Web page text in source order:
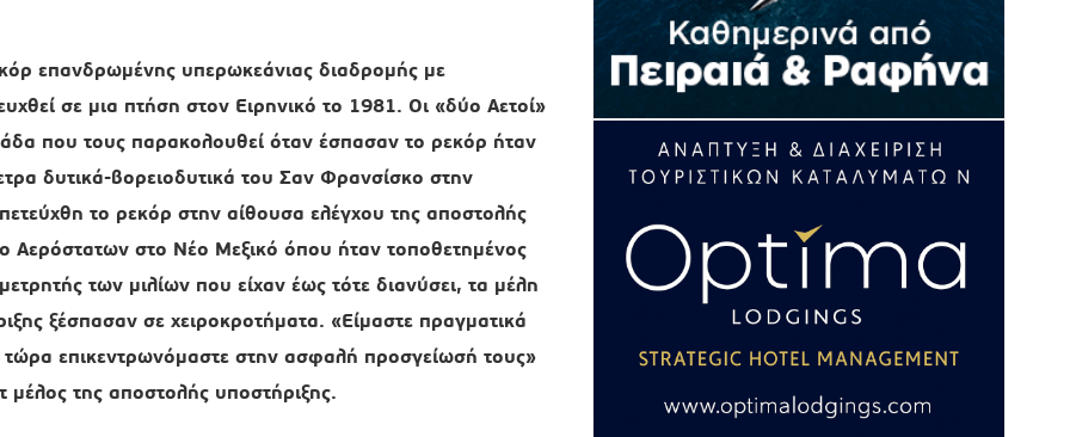
επανδρωμένης υπερωκεάνιας διαδρομής με
σε μια πτήση στον Ειρηνικό το 1981. Οι «δύο Αετοί»
που τους παρακολουθεί όταν έσπασαν το ρεκόρ ήταν
δυτικά-βορειοδυτικά του Σαν Φρανσίσκο στην
το ρεκόρ στην αίθουσα ελέγχου της αποστολής
Αερόστατων στο Νέο Μεξικό όπου ήταν τοποθετημένος
των μιλίων που είχαν έως τότε διανύσει, τα μέλη
ξέσπασαν σε χειροκροτήματα. «Είμαστε πραγματικά
τώρα επικεντρωνόμαστε στην ασφαλή προσγείωσή τους»
μέλος της αποστολής υποστήριξης.